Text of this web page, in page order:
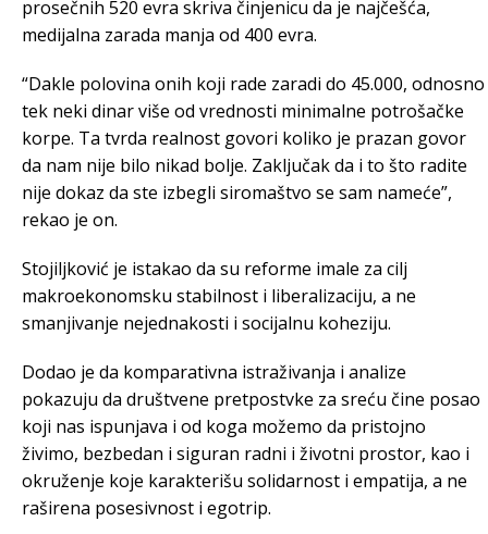
prosečnih 520 evra skriva činjenicu da je najčešća,
medijalna zarada manja od 400 evra.
“Dakle polovina onih koji rade zaradi do 45.000, odnosno
tek neki dinar više od vrednosti minimalne potrošačke
korpe. Ta tvrda realnost govori koliko je prazan govor
da nam nije bilo nikad bolje. Zaključak da i to što radite
nije dokaz da ste izbegli siromaštvo se sam nameće”,
rekao je on.
Stojiljković je istakao da su reforme imale za cilj
makroekonomsku stabilnost i liberalizaciju, a ne
smanjivanje nejednakosti i socijalnu koheziju.
Dodao je da komparativna istraživanja i analize
pokazuju da društvene pretpostvke za sreću čine posao
koji nas ispunjava i od koga možemo da pristojno
živimo, bezbedan i siguran radni i životni prostor, kao i
okruženje koje karakterišu solidarnost i empatija, a ne
raširena posesivnost i egotrip.